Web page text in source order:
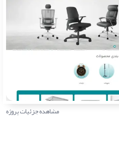
مشاهده جزئیات پروژه